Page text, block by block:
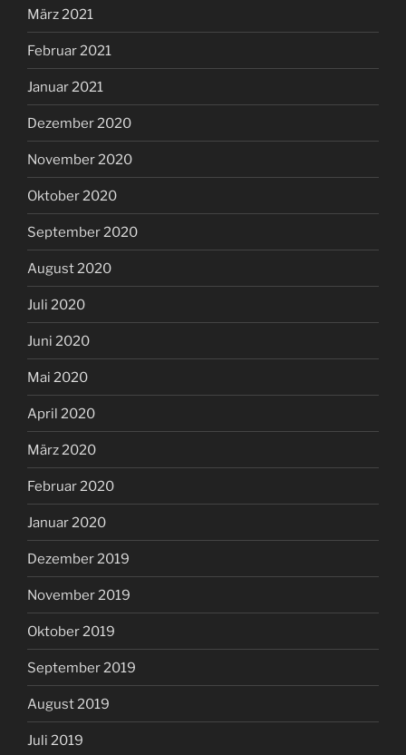
März 2021
Februar 2021
Januar 2021
Dezember 2020
November 2020
Oktober 2020
September 2020
August 2020
Juli 2020
Juni 2020
Mai 2020
April 2020
März 2020
Februar 2020
Januar 2020
Dezember 2019
November 2019
Oktober 2019
September 2019
August 2019
Juli 2019